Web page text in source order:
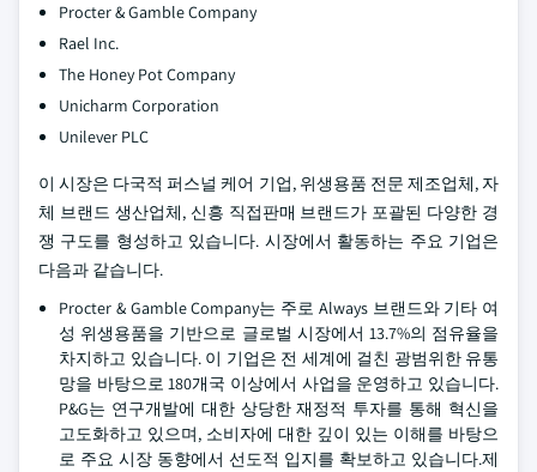
Procter & Gamble Company
Rael Inc.
The Honey Pot Company
Unicharm Corporation
Unilever PLC
이 시장은 다국적 퍼스널 케어 기업, 위생용품 전문 제조업체, 자
체 브랜드 생산업체, 신흥 직접판매 브랜드가 포괄된 다양한 경
쟁 구도를 형성하고 있습니다. 시장에서 활동하는 주요 기업은
다음과 같습니다.
Procter & Gamble Company는 주로 Always 브랜드와 기타 여
성 위생용품을 기반으로 글로벌 시장에서 13.7%의 점유율을
차지하고 있습니다. 이 기업은 전 세계에 걸친 광범위한 유통
망을 바탕으로 180개국 이상에서 사업을 운영하고 있습니다.
P&G는 연구개발에 대한 상당한 재정적 투자를 통해 혁신을
고도화하고 있으며, 소비자에 대한 깊이 있는 이해를 바탕으
로 주요 시장 동향에서 선도적 입지를 확보하고 있습니다.제